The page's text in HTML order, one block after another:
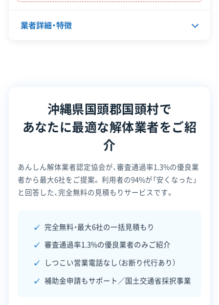
顧客対
応・サー
業者詳細・特徴
1991年7月
2,000万円
営業時間 9:00～17:00
対応エリア 沖縄県
建物構造 木造
対応業務 土木工事業 外構工事業
沖縄県国頭郡国頭村で
あなたに最適な解体業者をご紹
介
あんしん解体業者認定協会が、審査通過率1.3%の優良業
者から最大6社をご提案。 利用者の94%が「安くなった」
と回答した、完全無料の見積もりサービスです。
完全無料・最大6社の一括見積もり
審査通過率1.3%の優良業者のみご紹介
しつこい営業電話なし（お断り代行あり）
補助金申請もサポート／国土交通省採択事業